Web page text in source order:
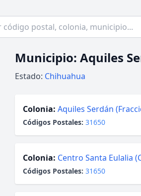
Municipio: Aquiles
Estado: Chihuahua
Colonia: Aquiles Serdán
Códigos Postales: 31650
Colonia: Centro Santa Eulalia
Códigos Postales: 31650